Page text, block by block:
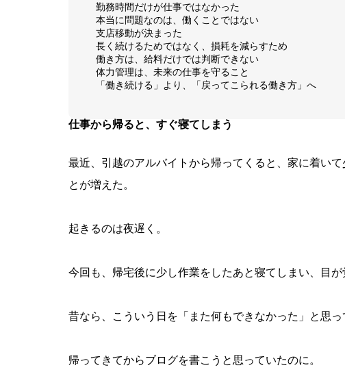
勤務時間だけが仕事ではなかった
本当に問題なのは、働くことではない
支店移動が決まった
長く続けるためではなく、損耗を減らすため
働き方は、給料だけでは判断できない
体力管理は、未来の仕事を守ること
「働き続ける」より、「戻ってこられる働き方」へ
仕事から帰ると、すぐ寝てしまう
最近、引越のアルバイトから帰ってくると、家に着い
とが増えた。
起きるのは夜遅く。
今回も、帰宅後に少し作業をしたあと寝てしまい、目が
昔なら、こういう日を「また何もできなかった」と思っ
帰ってきてからブログを書こうと思っていたのに。